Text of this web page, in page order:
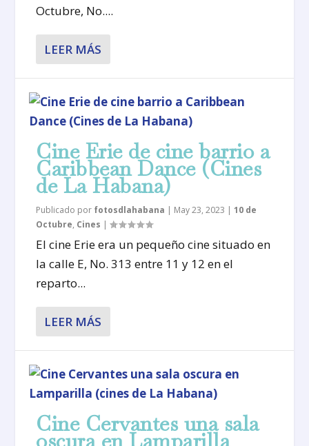
Octubre, No....
LEER MÁS
Cine Erie de cine barrio a
Caribbean Dance (Cines
de La Habana)
Publicado por fotosdlahabana | May 23, 2023 |10 de
Octubre, Cines |
El cine Erie era un pequeño cine situado en
la calle E, No. 313 entre 11 y 12 en el
reparto...
LEER MÁS
Cine Cervantes una sala